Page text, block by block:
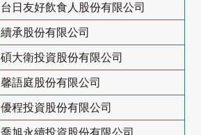
台日友好飲食人股份有限公司
續承股份有限公司
碩大衛投資股份有限公司
馨語庭股份有限公司
優程投資股份有限公司
喬旭永續投資股份有限公司